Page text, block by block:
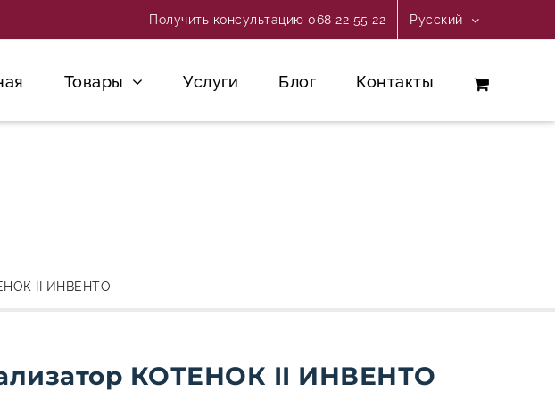
Получить консультацию 068 22 55 22 Русский
Товары Услуги Блог Контакты
II ИНВЕНТО
КОТЕНОК II ИНВЕНТО